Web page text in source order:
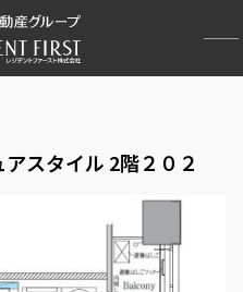
スタイル 2階２０２